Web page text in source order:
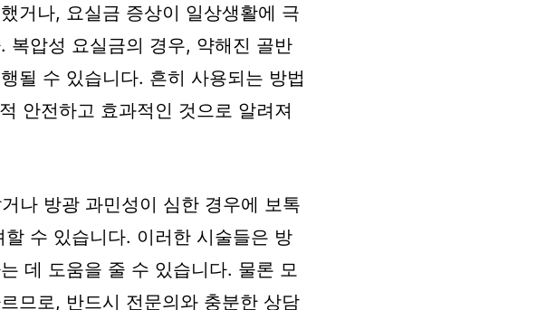
거나, 요실금 증상이 일상생활에 극
복압성 요실금의 경우, 약해진 골반
될 수 있습니다. 흔히 사용되는 방법
안전하고 효과적인 것으로 알려져
나 방광 과민성이 심한 경우에 보톡
수 있습니다. 이러한 시술들은 방
데 도움을 줄 수 있습니다. 물론 모
므로, 반드시 전문의와 충분한 상담